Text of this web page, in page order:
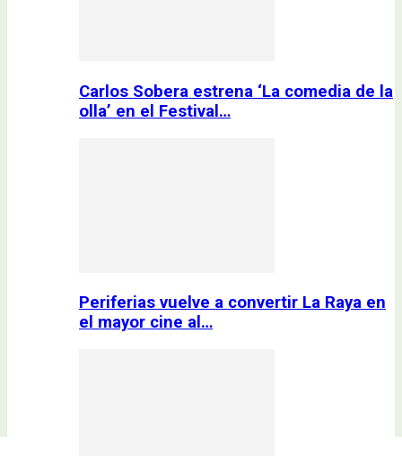
Carlos Sobera estrena ‘La comedia de la
olla’ en el Festival…
Periferias vuelve a convertir La Raya en
el mayor cine al…